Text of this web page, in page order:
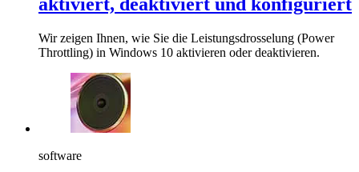
Wir zeigen Ihnen, wie Sie die Leistungsdrosselung (Power
Throttling) in Windows 10 aktivieren oder deaktivieren.
software